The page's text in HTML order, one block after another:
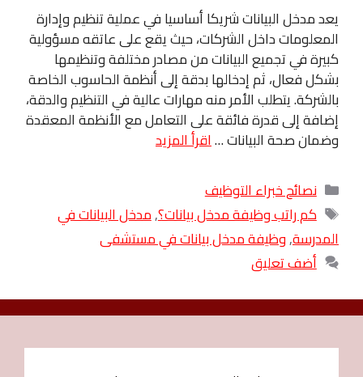
يعد مدخل البيانات شريكا أساسيا في عملية تنظيم وإدارة
المعلومات داخل الشركات، حيث يقع على عاتقه مسؤولية
كبيرة في تجميع البيانات من مصادر مختلفة وتنظيمها
بشكل فعال، ثم إدخالها بدقة إلى أنظمة الحاسوب الخاصة
بالشركة. يتطلب الأمر منه مهارات عالية في التنظيم والدقة،
إضافة إلى قدرة فائقة على التعامل مع الأنظمة المعقدة
وضمان صحة البيانات …اقرأ المزيد
التصنيفات
نصائح خبراء التوظيف
الوسوم
كم راتب وظيفة مدخل بيانات؟,مدخل البيانات في
المدرسة,وظيفة مدخل بيانات في مستشفى
أضف تعليق